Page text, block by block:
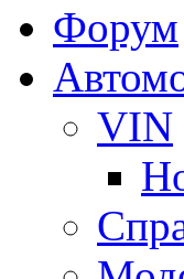
Форум
VIN